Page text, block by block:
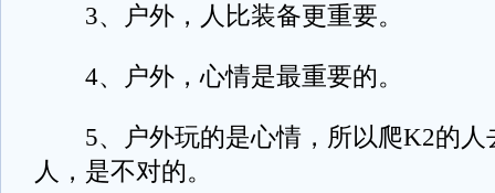
3、户外，人比装备更重要。
4、户外，心情是最重要的。
5、户外玩的是心情，所以爬K2的人
人，是不对的。